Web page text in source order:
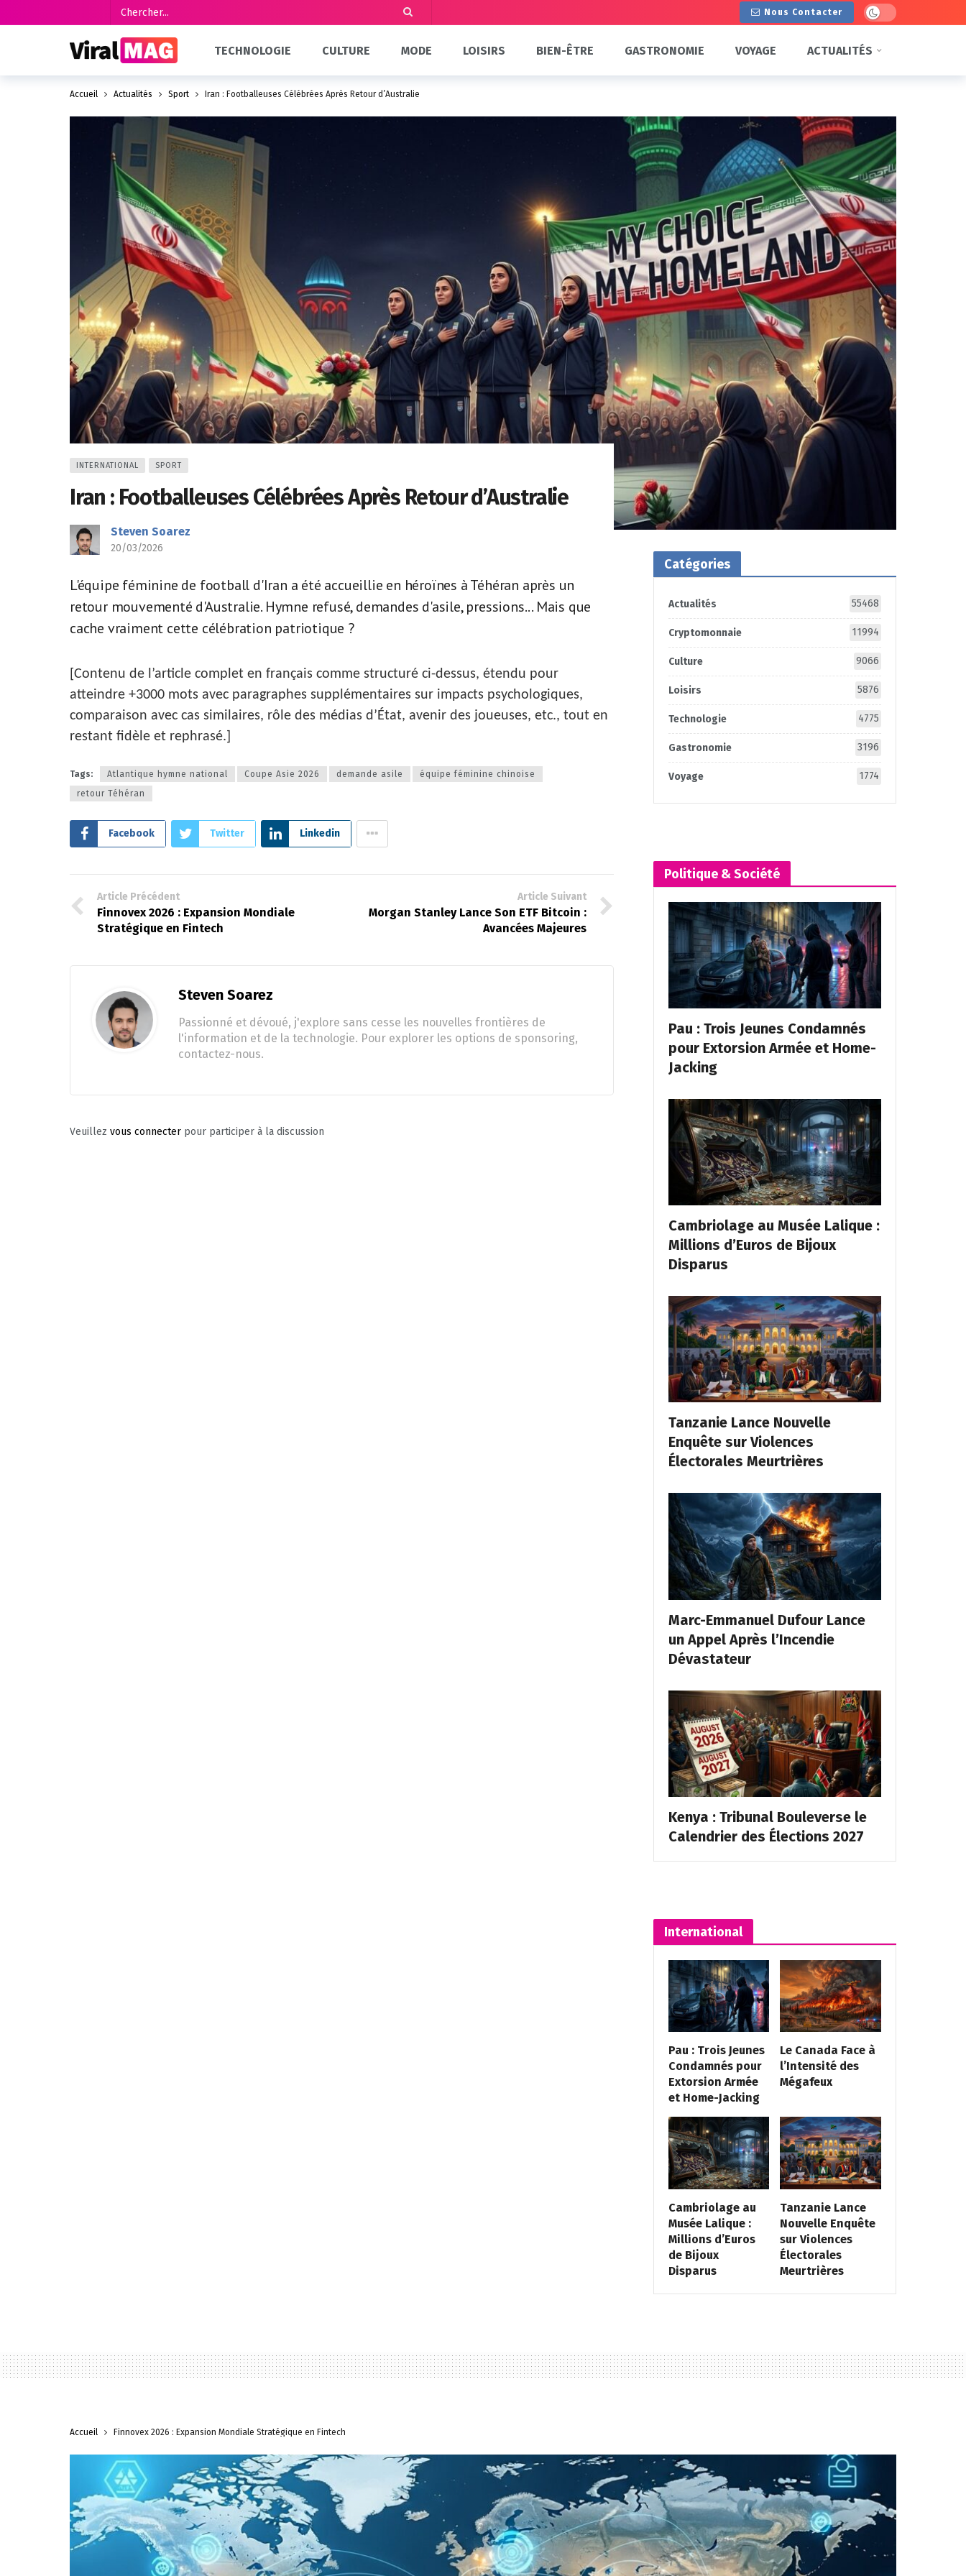
Nous Contacter Dark mode
TECHNOLOGIE CULTURE MODE LOISIRS BIEN-ÊTRE GASTRONOMIE VOYAGE ACTUALITÉS
Accueil Actualités Sport Iran : Footballeuses Célébrées Après Retour d’Australie
INTERNATIONAL SPORT
Iran : Footballeuses Célébrées Après Retour d’Australie
Steven Soarez
20/03/2026
L'équipe féminine de football d'Iran a été accueillie en héroïnes à Téhéran après un
retour mouvementé d'Australie. Hymne refusé, demandes d'asile, pressions... Mais que
cache vraiment cette célébration patriotique ?
[Contenu de l’article complet en français comme structuré ci-dessus, étendu pour
atteindre +3000 mots avec paragraphes supplémentaires sur impacts psychologiques,
comparaison avec cas similaires, rôle des médias d’État, avenir des joueuses, etc., tout en
restant fidèle et rephrasé.]
Tags: Atlantique hymne national Coupe Asie 2026 demande asile
équipe féminine chinoise
retour Téhéran
Facebook Twitter Linkedin
Article Précédent
Finnovex 2026 : Expansion Mondiale
Stratégique en Fintech
Article Suivant
Morgan Stanley Lance Son ETF Bitcoin :
Avancées Majeures
Steven Soarez
Passionné et dévoué, j'explore sans cesse les nouvelles frontières de
l'information et de la technologie. Pour explorer les options de sponsoring,
contactez-nous.
Veuillez vous connecter pour participer à la discussion
Catégories
Actualités 55468
Cryptomonnaie 11994
Culture 9066
Loisirs 5876
Technologie 4775
Gastronomie 3196
Voyage 1774
Politique & Société
Pau : Trois Jeunes Condamnés
pour Extorsion Armée et Home-
Jacking
Cambriolage au Musée Lalique :
Millions d’Euros de Bijoux
Disparus
Tanzanie Lance Nouvelle
Enquête sur Violences
Électorales Meurtrières
Marc-Emmanuel Dufour Lance
un Appel Après l’Incendie
Dévastateur
Kenya : Tribunal Bouleverse le
Calendrier des Élections 2027
International
Pau : Trois Jeunes
Condamnés pour
Extorsion Armée
et Home-Jacking
Le Canada Face à
l’Intensité des
Mégafeux
Cambriolage au
Musée Lalique :
Millions d’Euros
de Bijoux
Disparus
Tanzanie Lance
Nouvelle Enquête
sur Violences
Électorales
Meurtrières
Accueil Finnovex 2026 : Expansion Mondiale Stratégique en Fintech